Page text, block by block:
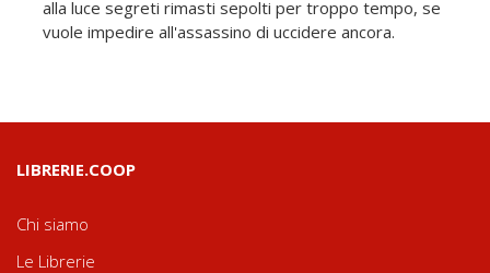
alla luce segreti rimasti sepolti per troppo tempo, se
vuole impedire all'assassino di uccidere ancora.
LIBRERIE.COOP
Chi siamo
Le Librerie